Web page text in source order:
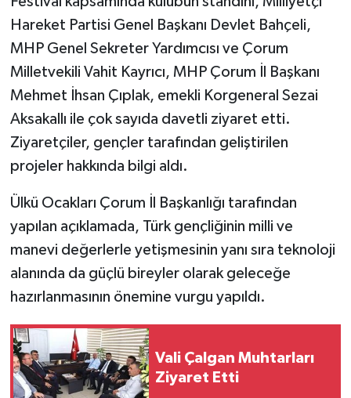
Hareket Partisi Genel Başkanı Devlet Bahçeli,
MHP Genel Sekreter Yardımcısı ve Çorum
Milletvekili Vahit Kayrıcı, MHP Çorum İl Başkanı
Mehmet İhsan Çıplak, emekli Korgeneral Sezai
Aksakallı ile çok sayıda davetli ziyaret etti.
Ziyaretçiler, gençler tarafından geliştirilen
projeler hakkında bilgi aldı.
Ülkü Ocakları Çorum İl Başkanlığı tarafından
yapılan açıklamada, Türk gençliğinin milli ve
manevi değerlerle yetişmesinin yanı sıra teknoloji
alanında da güçlü bireyler olarak geleceğe
hazırlanmasının önemine vurgu yapıldı.
Vali Çalgan Muhtarları
Ziyaret Etti